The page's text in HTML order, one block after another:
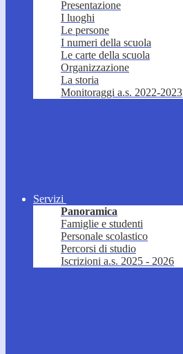
Presentazione
I luoghi
Le persone
I numeri della scuola
Le carte della scuola
Organizzazione
La storia
Monitoraggi a.s. 2022-2023
Servizi
Panoramica
Famiglie e studenti
Personale scolastico
Percorsi di studio
Iscrizioni a.s. 2025 - 2026